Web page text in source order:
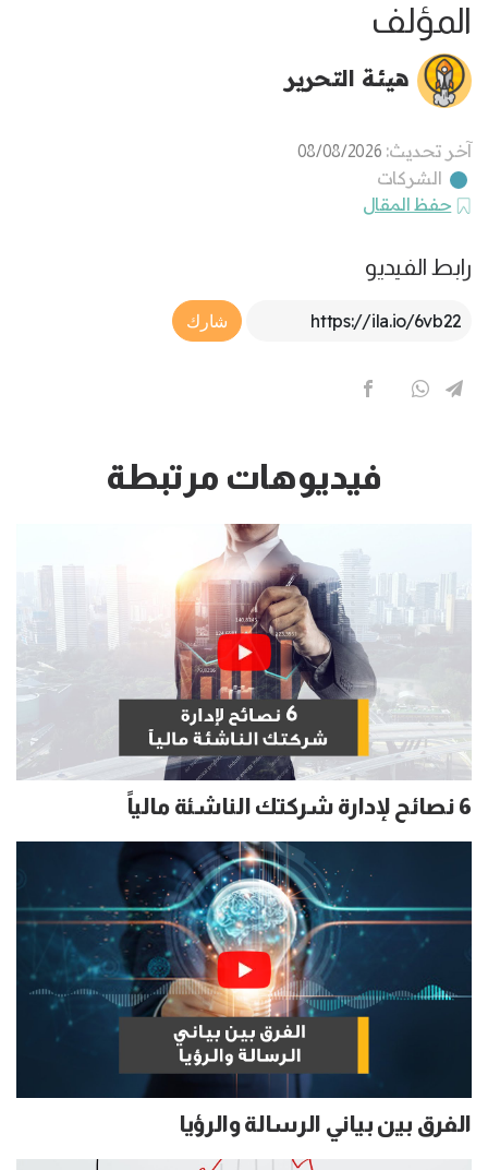
المؤلف
هيئة التحرير
آخر تحديث: 08/08/2026
الشركات
حفظ المقال
رابط الفيديو
Article Link
شارك
فيديوهات مرتبطة
6 نصائح لإدارة شركتك الناشئة مالياً
الفرق بين بياني الرسالة والرؤيا